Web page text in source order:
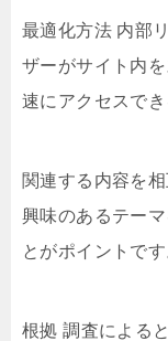
最適化方法 内部
ザーがサイト内
速にアクセスでき
関連する内容を
興味のあるテー
とがポイントです
根拠 調査による